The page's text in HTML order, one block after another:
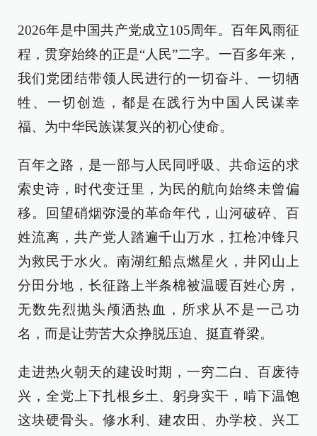
2026年是中国共产党成立105周年。百年风雨征
程，贯穿始终的正是“人民”二字。一百多年来，
我们党团结带领人民进行的一切奋斗、一切牺
牲、一切创造，都是在践行为中国人民谋幸
福、为中华民族谋复兴的初心使命。
百年之路，是一部与人民同呼吸、共命运的求
索史诗，时代变迁里，为民的航向始终未曾偏
移。回望硝烟弥漫的革命年代，山河破碎、百
姓流离，共产党人踏遍千山万水，扛枪冲锋只
为救民于水火。南湖红船点燃星火，井冈山上
分田分地，长征路上半条棉被温暖百姓心房，
无数先烈抛头颅洒热血，所求从不是一己功
名，而是让劳苦大众挣脱压迫、挺直脊梁。
走进热火朝天的建设时期，一穷二白、百废待
兴，全党上下扎根乡土、躬身实干，啃下温饱
这块硬骨头。修水利、建农田、办学校、兴工